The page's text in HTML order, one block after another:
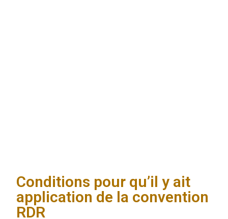
Conditions pour qu’il y ait
application de la convention
RDR